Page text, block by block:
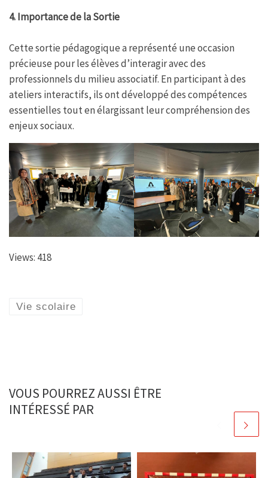
4.Importance de la Sortie
Cette sortie pédagogique a représenté une occasion
précieuse pour les élèves d’interagir avec des
professionnels du milieu associatif. En participant à des
ateliers interactifs, ils ont développé des compétences
essentielles tout en élargissant leur compréhension des
enjeux sociaux.
Views: 418
Vie scolaire
VOUS POURREZ AUSSI ÊTRE
INTÉRESSÉ PAR